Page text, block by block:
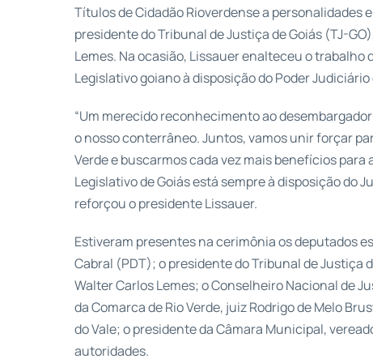
Títulos de Cidadão Rioverdense a personalidades
presidente do Tribunal de Justiça de Goiás (TJ-
Lemes. Na ocasião, Lissauer enalteceu o trabalho
Legislativo goiano à disposição do Poder
“Um merecido reconhecimento ao
o nosso conterrâneo. Juntos, vamos unir forçar
Verde e buscarmos cada vez mais benefícios para
Legislativo de Goiás está sempre à disposição do
reforçou o presidente Lissauer.
Estiveram presentes na cerimônia os deputados
Cabral (PDT); o presidente do Tribunal de Justiça
Walter Carlos Lemes; o Conselheiro Nacional de
da Comarca de Rio Verde, juiz Rodrigo de Melo
do Vale; o presidente da Câmara Municipal,
autoridades.